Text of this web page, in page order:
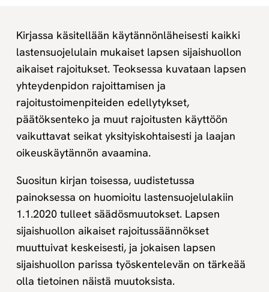
ja
rajoitustoimenpiteet,
2.,
uudistettu
painos.
Digikirja
määrä
Kirjassa käsitellään käytännönläheisesti kaikki
lastensuojelulain mukaiset lapsen sijaishuollon
aikaiset rajoitukset. Teoksessa kuvataan lapsen
yhteydenpidon rajoittamisen ja
rajoitustoimenpiteiden edellytykset,
päätöksenteko ja muut rajoitusten käyttöön
vaikuttavat seikat yksityiskohtaisesti ja laajan
oikeuskäytännön avaamina.
Suositun kirjan toisessa, uudistetussa
painoksessa on huomioitu lastensuojelulakiin
1.1.2020 tulleet säädösmuutokset. Lapsen
sijaishuollon aikaiset rajoitussäännökset
muuttuivat keskeisesti, ja jokaisen lapsen
sijaishuollon parissa työskentelevän on tärkeää
olla tietoinen näistä muutoksista.